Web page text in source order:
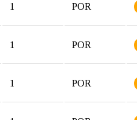
1 POR
1 POR
1 POR